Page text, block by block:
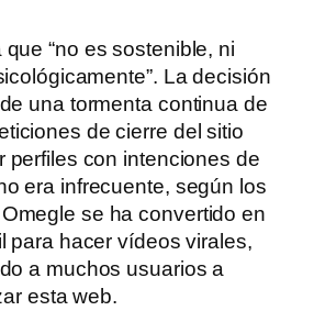
“no es sostenible, ni
La decisión
una tormenta continua de
de cierre del sitio
perfiles con intenciones de
era infrecuente, según los
se ha convertido en
para hacer vídeos virales,
a muchos usuarios a
esta web.